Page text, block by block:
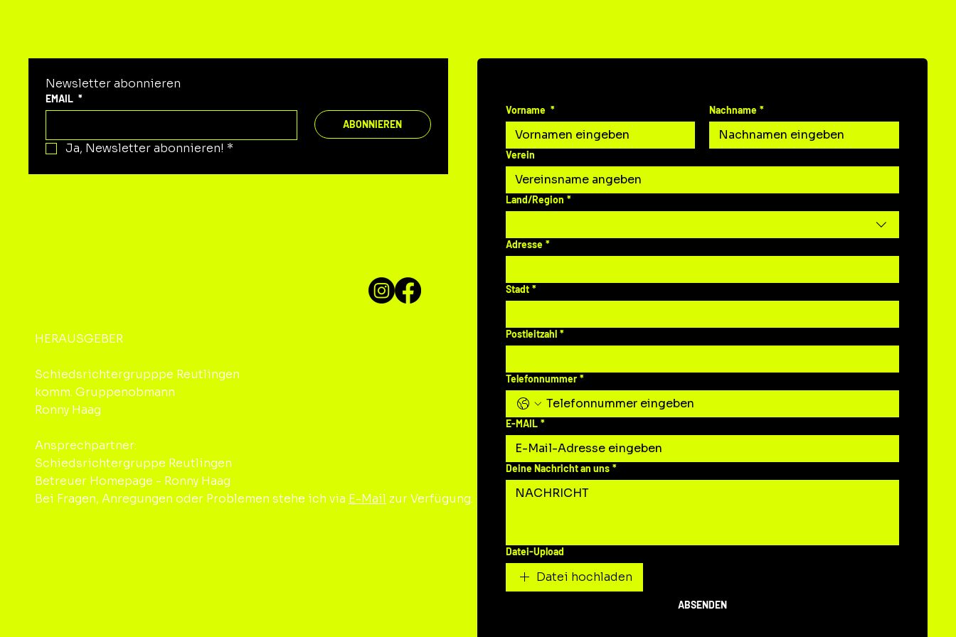
Newsletter abonnieren
EMAIL *
ABONNIEREN
Ja, Newsletter abonnieren! *
Vorname * Nachname *
Verein
Mehrzeilige Adresse
Land/Region *
Adresse *
Stadt *
Postleitzahl *
Telefonnummer *
E-MAIL *
Deine Nachricht an uns *
Datei-Upload
Datei hochladen
ABSENDEN
HERAUSGEBER
Schiedsrichtergrupppe Reutlingen
komm. Gruppenobmann
Ronny Haag
Ansprechpartner:
Schiedsrichtergruppe Reutlingen
Betreuer Homepage - Ronny Haag
Bei Fragen, Anregungen oder Problemen stehe ich via E-Mail zur Verfügung.